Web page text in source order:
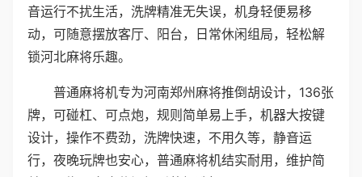
音运行不扰生活，洗牌精准无失误，机身轻便易移
动，可随意摆放客厅、阳台，日常休闲组局，轻松解
锁河北麻将乐趣。
普通麻将机专为河南郑州麻将推倒胡设计，136张
牌，可碰杠、可点炮，规则简单易上手，机器大按键
设计，操作不费劲，洗牌快速，不用久等，静音运
行，夜晚玩牌也安心，普通麻将机结实耐用，维护简